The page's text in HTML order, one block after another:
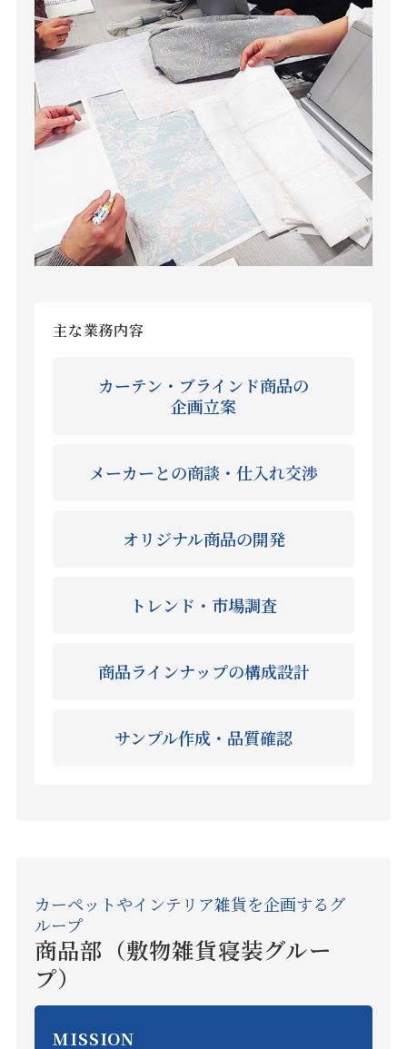
主な業務内容
カーテン・ブラインド商品の
企画立案
メーカーとの商談・仕入れ交渉
オリジナル商品の開発
トレンド・市場調査
商品ラインナップの構成設計
サンプル作成・品質確認
カーペットやインテリア雑貨を企画するグ
ループ
商品部（敷物雑貨寝装グルー
プ）
MISSION